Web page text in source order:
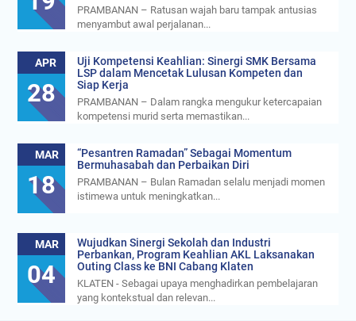
Events
JUL
19
Muhammadiyah 1 Prambanan Klaten Perkuat
Komitmen Sekolah Ramah Anak
PRAMBANAN – Ratusan wajah baru tampak antusias
menyambut awal perjalanan...
APR
28
LSP dalam Mencetak Lulusan Kompeten dan
Siap Kerja
PRAMBANAN – Dalam rangka mengukur ketercapaian
kompetensi murid serta memastikan...
MAR
18
“Pesantren Ramadan” Sebagai Momentum
Bermuhasabah dan Perbaikan Diri
PRAMBANAN – Bulan Ramadan selalu menjadi momen
istimewa untuk meningkatkan...